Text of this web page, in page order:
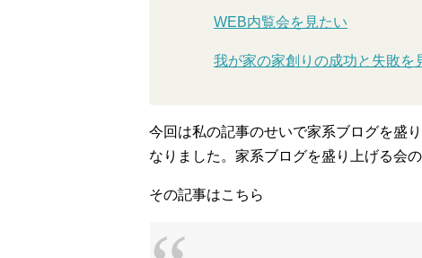
WEB内覧会を見たい
我が家の家創りの成功と失敗を
今回は私の記事のせいで家系ブログを盛
なりました。家系ブログを盛り上げる会
その記事はこちら